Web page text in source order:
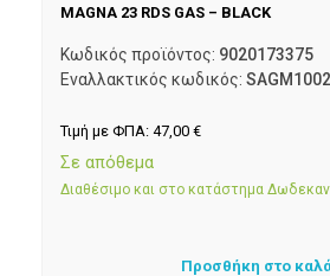
MAGNA 23 RDS GAS – BLACK
Κωδικός προϊόντος: 9020173375
Εναλλακτικός κωδικός:
Τιμή με ΦΠΑ: 47,00 €
Σε απόθεμα
Διαθέσιμο και στο κατάστημα
Προσθήκη στο